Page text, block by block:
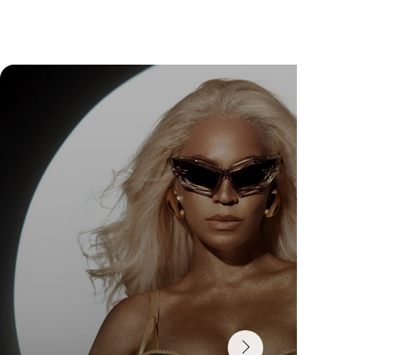
Nathana Sgobbi desfila na alta-costura de
Franck Sorbier e incorpora a força feminina em
Paris